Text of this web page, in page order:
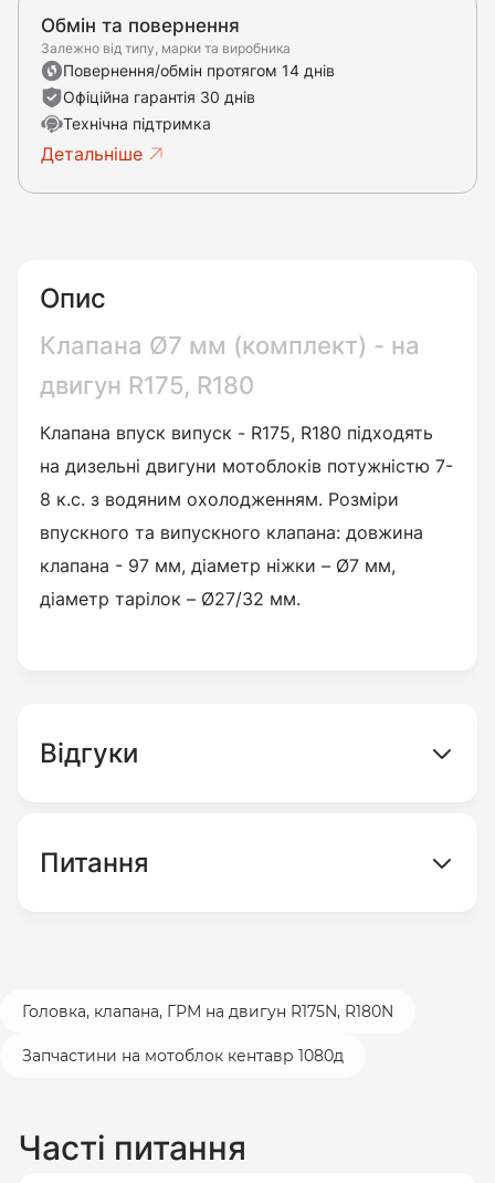
Обмін та повернення
Залежно від типу, марки та виробника
Повернення/обмін протягом 14 днів
Офіційна гарантія 30 днів
Технічна підтримка
Детальніше
Опис
Клапана Ø7 мм (комплект) - на
двигун R175, R180
Клапана впуск випуск - R175, R180 підходять
на дизельні двигуни мотоблоків потужністю 7-
8 к.с. з водяним охолодженням. Розміри
впускного та випускного клапана: довжина
клапана - 97 мм, діаметр ніжки – Ø7 мм,
діаметр тарілок – Ø27/32 мм.
Відгуки
Питання
Головка, клапана, ГРМ на двигун R175N, R180N
Запчастини на мотоблок кентавр 1080д
Часті питання